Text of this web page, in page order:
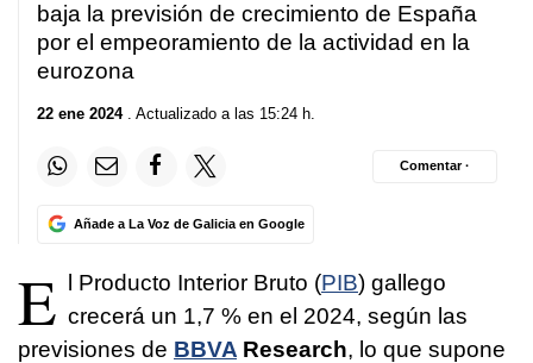
baja la previsión de crecimiento de España
por el empeoramiento de la actividad en la
eurozona
22 ene 2024. Actualizado a las 15:24 h.
Añade a La Voz de Galicia en Google
Comentar ·
E l Producto Interior Bruto (PIB) gallego
crecerá un 1,7 % en el 2024, según las
previsiones de BBVA Research, lo que supone